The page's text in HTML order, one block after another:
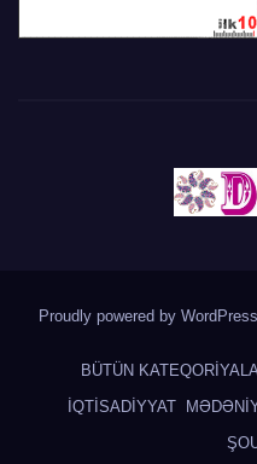
Proudly powered by WordPress
BÜTÜN
İQTİSADİYYAT